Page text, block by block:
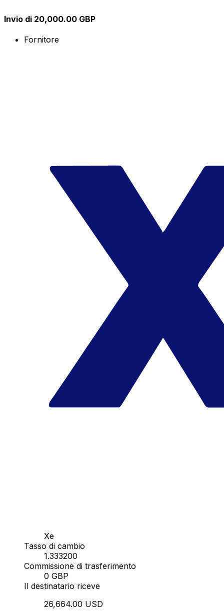
Invio di 20,000.00 GBP
Fornitore
Xe
Tasso di cambio
1.333200
Commissione di trasferimento
0 GBP
Il destinatario riceve
26,664.00 USD